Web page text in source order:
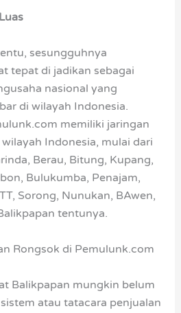
sesungguhnya
tepat di jadikan sebagai
nasional yang
di wilayah Indonesia.
memiliki jaringan
Indonesia, mulai dari
Berau, Bitung, Kupang,
Bulukumba, Penajam,
Sorong, Nunukan, BAwen,
tentunya.
Rongsok di Pemulunk.com
Balikpapan mungkin belum
atau tatacara penjualan